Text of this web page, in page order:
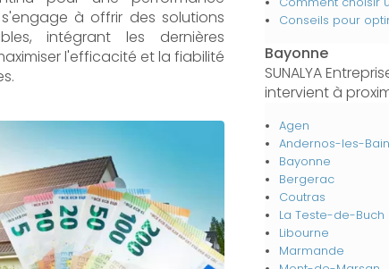
s'engage à offrir des solutions
intégrant les dernières
l'efficacité et la fiabilité
Conseils pour
Bayonne
SUNALYA
intervient à
Agen
Andernos-les-
Bayonne
Bergerac
Coutras
La Teste-de-Buch
Libourne
Marmande